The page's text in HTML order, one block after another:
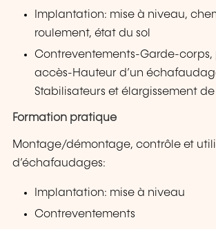
Implantation: mise à niveau,
roulement, état du sol
Contreventements-Garde-corps,
accès-Hauteur d’un
Stabilisateurs et élargissement
Formation pratique
Montage/démontage, contrôle et
d’échafaudages:
Implantation: mise à niveau
Contreventements